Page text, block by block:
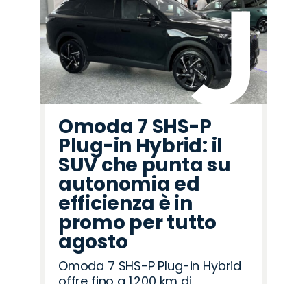
Omoda 7 SHS-P
Plug-in Hybrid: il
SUV che punta su
autonomia ed
efficienza è in
promo per tutto
agosto
Omoda 7 SHS-P Plug-in Hybrid